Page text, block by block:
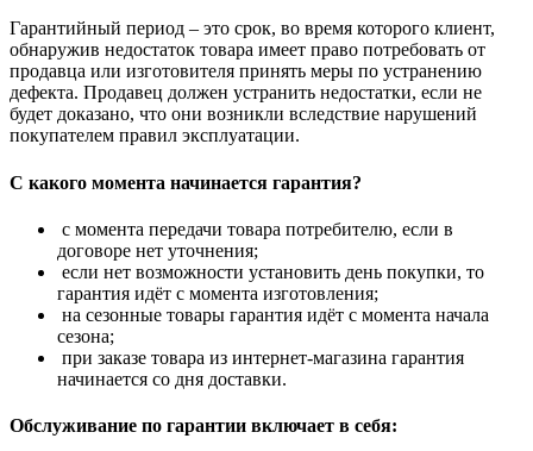
Гарантийный период – это срок, во время которого клиент,
обнаружив недостаток товара имеет право потребовать от
продавца или изготовителя принять меры по устранению
дефекта. Продавец должен устранить недостатки, если не
будет доказано, что они возникли вследствие нарушений
покупателем правил эксплуатации.
С какого момента начинается гарантия?
с момента передачи товара потребителю, если в
договоре нет уточнения;
если нет возможности установить день покупки, то
гарантия идёт с момента изготовления;
на сезонные товары гарантия идёт с момента начала
сезона;
при заказе товара из интернет-магазина гарантия
начинается со дня доставки.
Обслуживание по гарантии включает в себя: